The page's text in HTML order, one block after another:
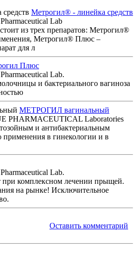
Метрогил® - линейка средств
Lab
из трех препаратов: Метрогил®
Метрогил® Плюс –
для л
Плюс
Lab.
и бактериального вагиноза
МЕТРОГИЛ вагинальный
PHARMACEUTICAL Laboratories
и антибактериальным
применения в гинекологии и в
Lab.
при комплексном лечении прыщей.
на рынке! Исключительное
Оставить комментарий